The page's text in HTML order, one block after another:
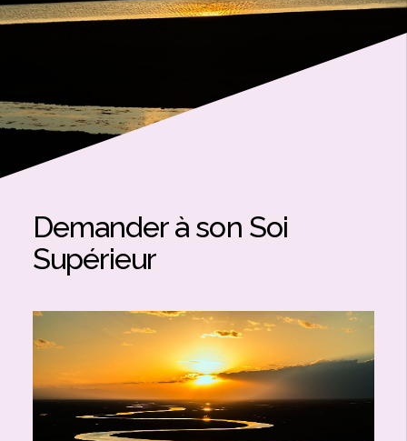
Demander à son Soi
Supérieur